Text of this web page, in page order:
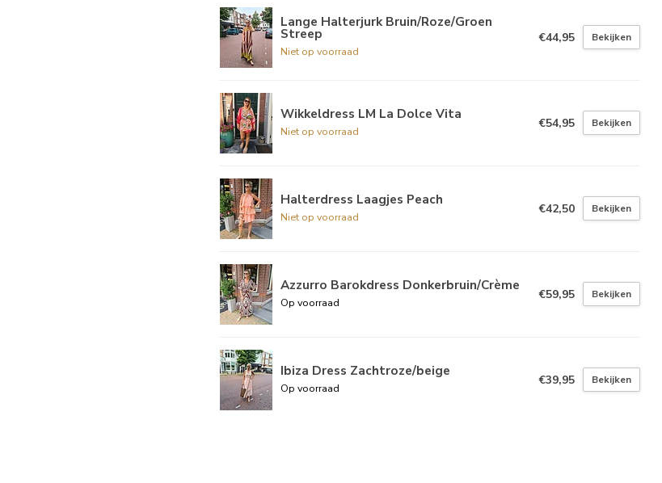
Lange Halterjurk Bruin/Roze/Groen
Streep
Niet op voorraad
€44,95 Bekijken
Wikkeldress LM La Dolce Vita
Niet op voorraad
€54,95 Bekijken
Halterdress Laagjes Peach
Niet op voorraad
€42,50 Bekijken
Azzurro Barokdress Donkerbruin/Crème
Op voorraad
€59,95 Bekijken
Ibiza Dress Zachtroze/beige
Op voorraad
€39,95 Bekijken